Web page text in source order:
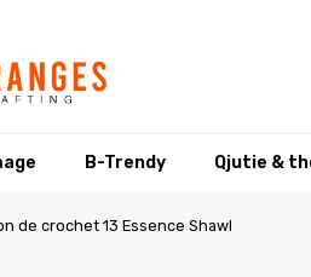
B-Trendy Qjutie &
de crochet 13 Essence Shawl